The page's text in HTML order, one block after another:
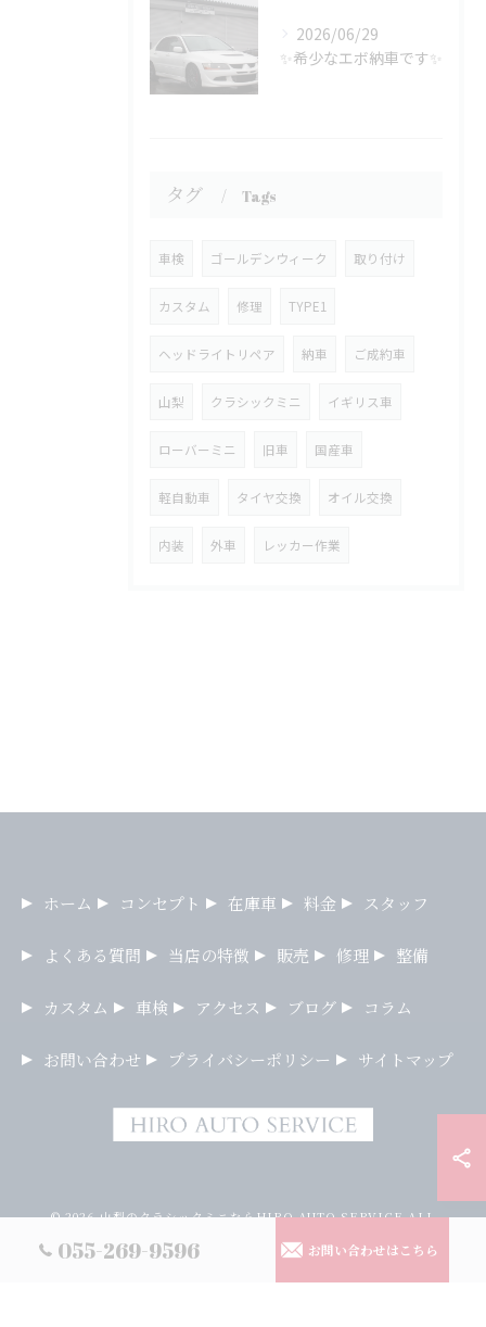
2026/06/29
✨希少なエボ納車です✨
タグ Tags
車検 ゴールデンウィーク 取り付け
カスタム 修理 TYPE1
ヘッドライトリペア 納車 ご成約車
山梨 クラシックミニ イギリス車
ローバーミニ 旧車 国産車
軽自動車 タイヤ交換 オイル交換
内装 外車 レッカー作業
055-269-9596 お問い合わせはこちら
ホーム コンセプト 在庫車 料金 スタッフ
よくある質問 当店の特徴 販売 修理 整備
カスタム 車検 アクセス ブログ コラム
お問い合わせ プライバシーポリシー サイトマップ
© 2026 山梨のクラシックミニならHIRO AUTO SERVICE ALL